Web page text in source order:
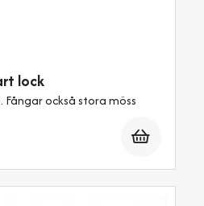
lock
också stora möss